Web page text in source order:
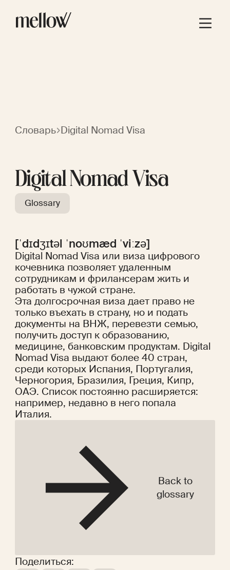
Словарь Digital Nomad Visa
Digital Nomad Visa
Glossary
Поделиться:
[ˈdɪdʒɪtəl ˈnoʊmæd ˈviːzə]
Digital Nomad Visa или виза цифрового
кочевника позволяет удаленным
сотрудникам и фрилансерам жить и
работать в чужой стране.
Эта долгосрочная виза дает право не
только въехать в страну, но и подать
документы на ВНЖ, перевезти семью,
получить доступ к образованию,
медицине, банковским продуктам. Digital
Nomad Visa выдают более 40 стран,
среди которых Испания, Португалия,
Черногория, Бразилия, Греция, Кипр,
ОАЭ. Список постоянно расширяется:
например, недавно в него попала
Италия.
Back to
glossary